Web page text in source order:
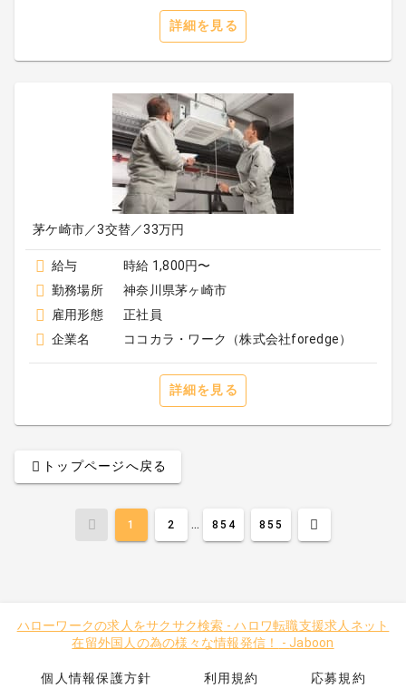
詳細を見る
茅ケ崎市／3交替／33万円
給与
時給 1,800円〜
勤務場所
神奈川県茅ヶ崎市
雇用形態
正社員
企業名
ココカラ・ワーク（株式会社foredge）
詳細を見る
トップページへ戻る
1 2 ... 854 855
ハローワークの求人をサクサク検索 -ハロワ転職支援求人ネット
在留外国人の為の様々な情報発信！
- Jaboon
個人情報保護方針 利用規約 応募規約